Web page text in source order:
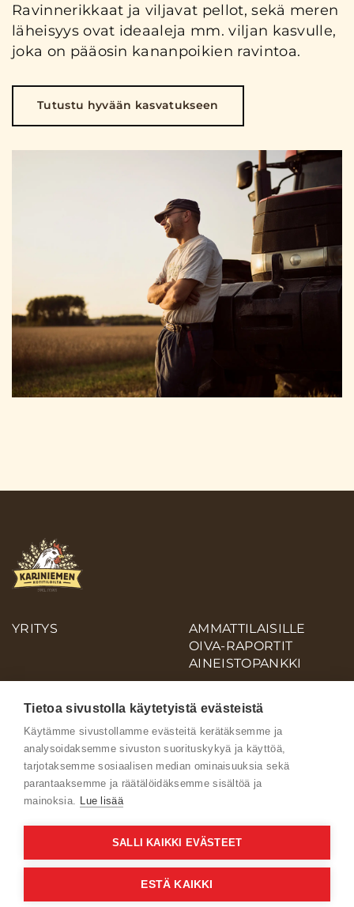
Ravinnerikkaat ja viljavat pellot, sekä meren
läheisyys ovat ideaaleja mm. viljan kasvulle,
joka on pääosin kananpoikien ravintoa.
Tutustu hyvään kasvatukseen
YRITYS
AMMATTILAISILLE
OIVA-RAPORTIT
AINEISTOPANKKI
Ota yhteyttä
Verkkoselailun tietosuojaseloste
Tietoa sivustolla käytetyistä evästeistä
Käytämme sivustollamme evästeitä kerätäksemme ja
analysoidaksemme sivuston suorituskykyä ja käyttöä,
tarjotaksemme sosiaalisen median ominaisuuksia sekä
parantaaksemme ja räätälöidäksemme sisältöä ja
mainoksia. Lue lisää
SALLI KAIKKI EVÄSTEET
ESTÄ KAIKKI